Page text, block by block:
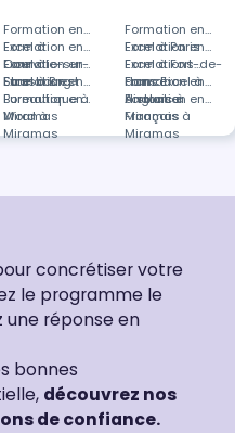
Formation en
Excel à
Courville-sur-
Eure
Formation en
Excel à Paris
Formation en
Excel à
Strasbourg
Formation en
Excel à Fort-de-
France
Formation en
Excel à Brest
Formations
dans Excel à
distance
Formation en
Bureautique à
Miramas
Formation en
Anglais à
Miramas
Formation en
Word à
Miramas
Formation en
Français à
Miramas
concrétiser votre
le programme le
réponse en
bonnes
découvrez nos
de confiance.